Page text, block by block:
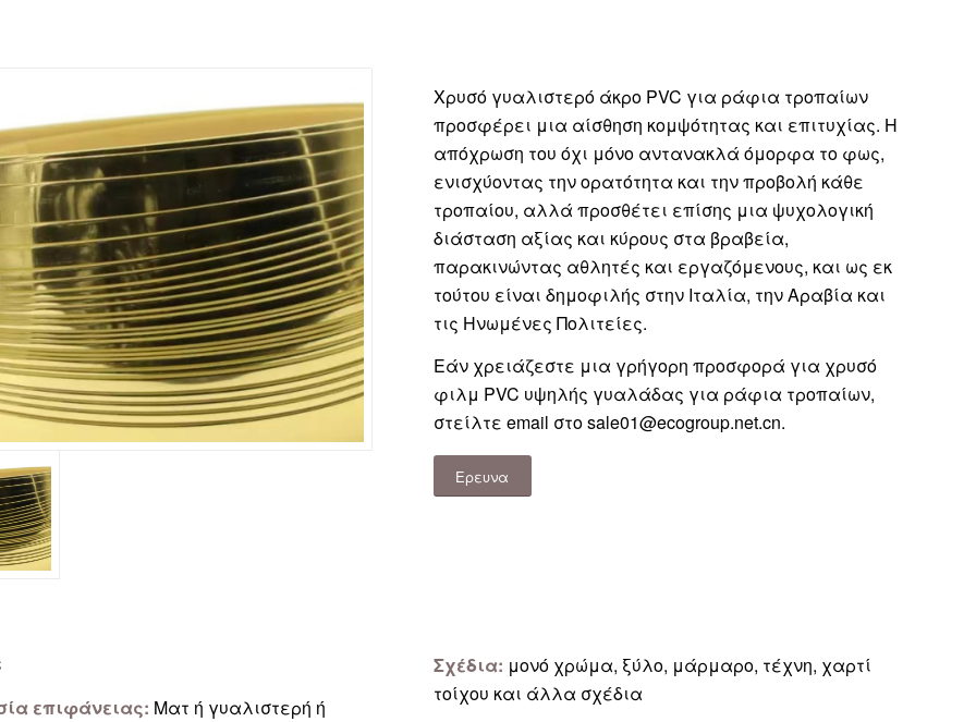
Χρυσό γυαλιστερό άκρο PVC για ράφια τροπαίων
προσφέρει μια αίσθηση κομψότητας και επιτυχίας. Η
απόχρωση του όχι μόνο αντανακλά όμορφα το φως,
ενισχύοντας την ορατότητα και την προβολή κάθε
τροπαίου, αλλά προσθέτει επίσης μια ψυχολογική
διάσταση αξίας και κύρους στα βραβεία,
παρακινώντας αθλητές και εργαζόμενους, και ως εκ
τούτου είναι δημοφιλής στην Ιταλία, την Αραβία και
τις Ηνωμένες Πολιτείες.
Εάν χρειάζεστε μια γρήγορη προσφορά για χρυσό
φιλμ PVC υψηλής γυαλάδας για ράφια τροπαίων,
στείλτε email στοsale01@ecogroup.net.cn.
Ερευνα
επιφάνειας: Ματ ή γυαλιστερή ή
Σχέδια: μονό χρώμα, ξύλο, μάρμαρο, τέχνη, χαρτί
τοίχου και άλλα σχέδια